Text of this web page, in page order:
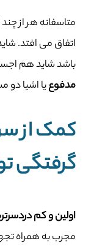
متاسفانه هر از
اتفاق می افتد.
باشد شاید هم
مدفوعیا اشیا دو
کمک از
گرفتگی
اولین و کم
مجرب به همراه